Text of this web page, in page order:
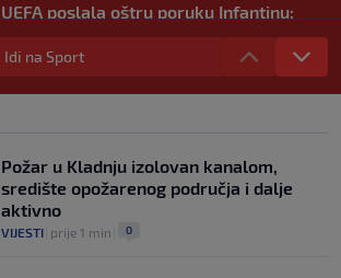
UEFA poslala oštru poruku Infantinu:
"Ništa se ne mijenja, bojkot Svjetskog
prvenstva i dalje je na snazi"
prvenstva
NOGOMET prije 4 h 0
Idi na Sport
Požar u Kladnju izolovan kanalom,
središte opožarenog područja i dalje
aktivno
VIJESTI prije 1 min 0